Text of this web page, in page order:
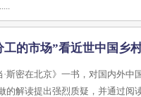
的市场”看近世中国乡
·斯密在北京》一书，对国内外
的解读提出强烈质疑，并通过